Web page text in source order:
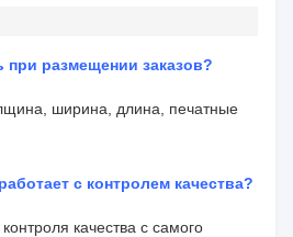
при размещении заказов?
ширина, длина, печатные
с контролем качества?
качества с самого